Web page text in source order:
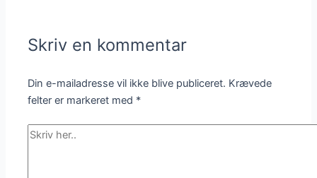
Skriv en kommentar
Din e-mailadresse vil ikke blive publiceret. Krævede
felter er markeret med *
Skriv